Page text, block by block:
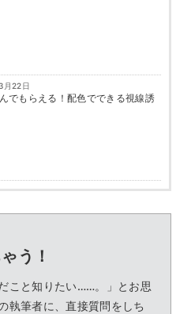
月22日
でもらえる！配色でできる視線誘
う！
こと知りたい……。」とお思
執筆者に、直接質問をしち